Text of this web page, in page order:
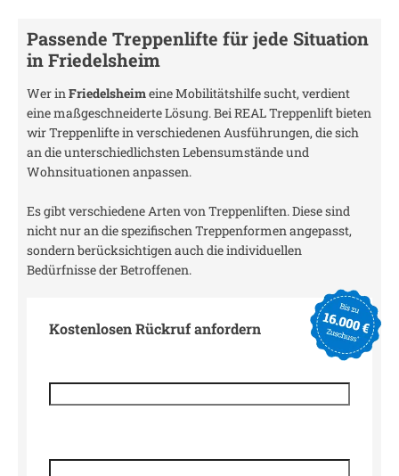
Passende Treppenlifte für jede Situation
inFriedelsheim
Wer inFriedelsheimeine Mobilitätshilfe sucht, verdient
eine maßgeschneiderte Lösung. Bei REAL Treppenlift bieten
wir Treppenlifte in verschiedenen Ausführungen, die sich
an die unterschiedlichsten Lebensumstände und
Wohnsituationen anpassen.
Es gibt verschiedene Arten von Treppenliften. Diese sind
nicht nur an die spezifischen Treppenformen angepasst,
sondern berücksichtigen auch die individuellen
Bedürfnisse der Betroffenen.
Kostenlosen Rückruf anfordern